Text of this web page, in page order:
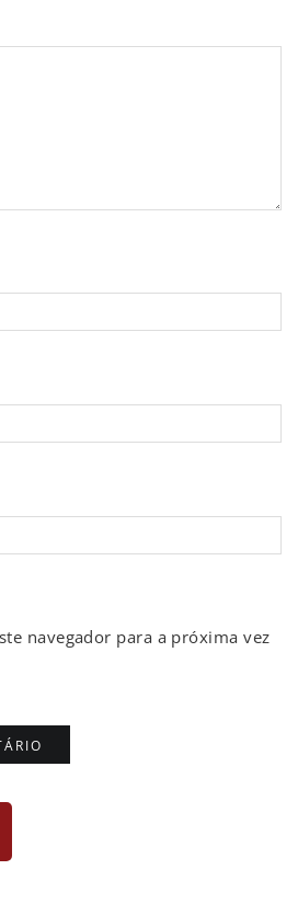
navegador para a próxima vez